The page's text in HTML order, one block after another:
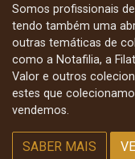
Somos profissionais
tendo também uma
outras temáticas de
como a Notafilia, a
Valor e outros
estes que
vendemos.
SABER MAIS